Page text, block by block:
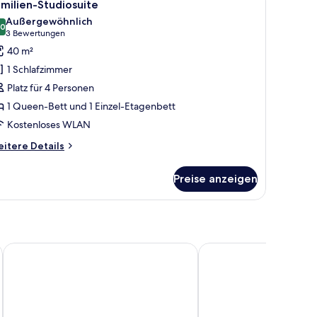
Studiosuite
von 10
Außergewöhnlich
3 Bewertungen
(3
Bewertungen)
40 m²
1 Schlafzimmer
Platz für 4 Personen
1 Queen-Bett und 1 Einzel-Etagenbett
Kostenloses WLAN
Details
Preise anzeigen
Premium Mobile Homes - Hotel & Resort Adria Ankaran
Olive Suites - Hotel &